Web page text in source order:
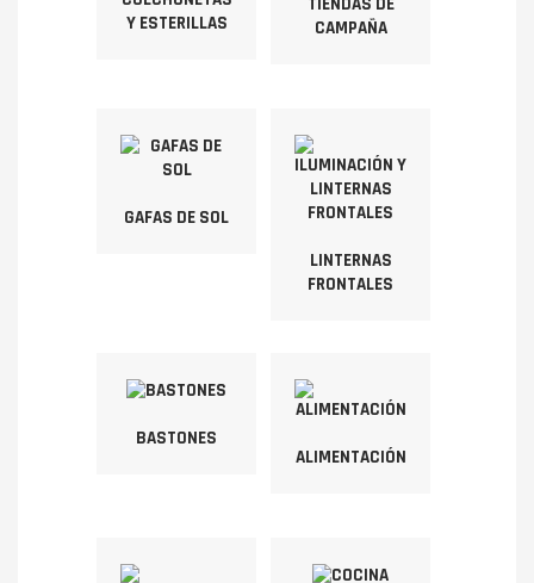
Y ESTERILLAS
CAMPAÑA
GAFAS DE SOL
LINTERNAS
FRONTALES
BASTONES
ALIMENTACIÓN